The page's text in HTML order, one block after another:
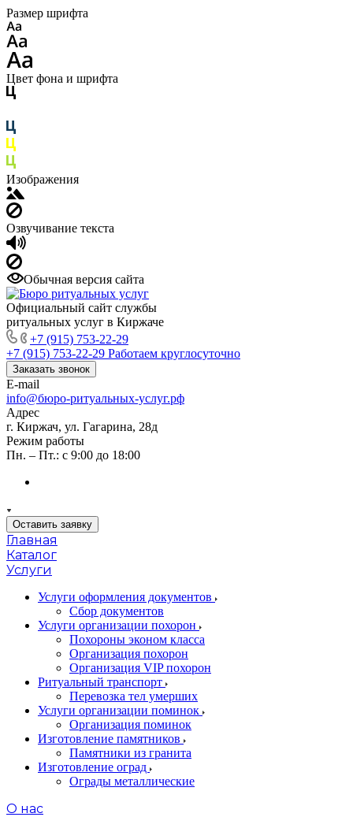
Размер шрифта
Цвет фона и шрифта
Изображения
Озвучивание текста
Обычная версия сайта
Официальный сайт службы
ритуальных услуг в Киржаче
+7 (915) 753-22-29
+7 (915) 753-22-29 Работаем круглосуточно
Заказать звонок
E-mail
info@бюро-ритуальных-услуг.рф
Адрес
г. Киржач, ул. Гагарина, 28д
Режим работы
Пн. – Пт.: с 9:00 до 18:00
Оставить заявку
Главная
Каталог
Услуги
Услуги оформления документов
Сбор документов
Услуги организации похорон
Похороны эконом класса
Организация похорон
Организация VIP похорон
Ритуальный транспорт
Перевозка тел умерших
Услуги организации поминок
Организация поминок
Изготовление памятников
Памятники из гранита
Изготовление оград
Ограды металлические
О нас